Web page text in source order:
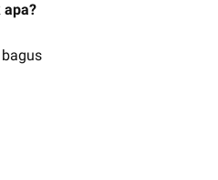
apa?